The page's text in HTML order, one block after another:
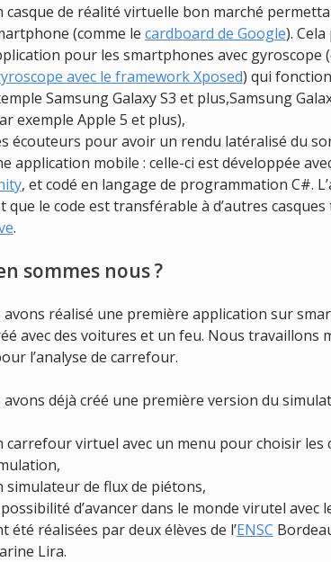
casque de réalité virtuelle bon marché
(comme le cardboard de Google).
pour les smartphones avec gyroscope
avec le framework Xposed) qui
Samsung Galaxy S3 et plus,Samsung
exemple Apple 5 et plus),
écouteurs pour avoir un rendu latéralisé du
application mobile : celle-ci est développée
, et codé en langage de programmation C#.
que le code est transférable à d’autres casques
.
sommes nous ?
avons réalisé une première application sur
avec des voitures et un feu. Nous travaillons
l’analyse de carrefour.
avons déjà créé une première version du
carrefour virtuel avec un menu pour choisir les
simulateur de flux de piétons,
d’avancer dans le monde virutel avec
été réalisées par deux élèves de l’ENSC
Lira.